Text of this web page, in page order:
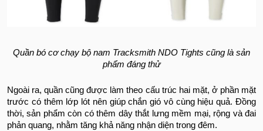
Quần bó cơ chạy bộ nam Tracksmith NDO Tights cũng là sản
phẩm đáng thử
Ngoài ra, quần cũng được làm theo cấu trúc hai mặt, ở phần mặt
trước có thêm lớp lót nên giúp chắn gió vô cùng hiệu quả. Đồng
thời, sản phẩm còn có thêm dây thắt lưng mềm mại, rộng và đai
phản quang, nhằm tăng khả năng nhận diện trong đêm.